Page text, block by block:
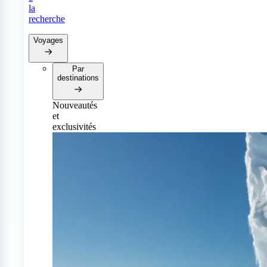
la
recherche
Voyages
Par
destinations
Nouveautés
et
exclusivités